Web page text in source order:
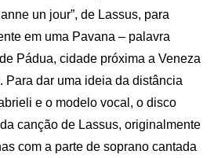
un jour”, de Lassus, para
em uma Pavana – palavra
Pádua, cidade próxima a Veneza
Para dar uma ideia da distância
e o modelo vocal, o disco
canção de Lassus, originalmente
com a parte de soprano cantada